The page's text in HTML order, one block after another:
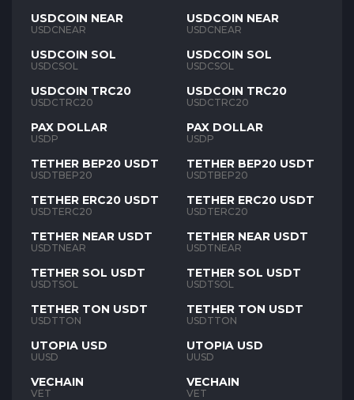
USDCOIN NEAR
USDCNEAR
USDCOIN SOL
USDCSOL
USDCOIN TRC20
USDCTRC20
PAX DOLLAR
USDP
TETHER BEP20 USDT
USDTBEP20
TETHER ERC20 USDT
USDTERC20
TETHER NEAR USDT
USDTNEAR
TETHER SOL USDT
USDTSOL
TETHER TON USDT
USDTTON
UTOPIA USD
UUSD
VECHAIN
VET
USDCOIN NEAR
USDCNEAR
USDCOIN SOL
USDCSOL
USDCOIN TRC20
USDCTRC20
PAX DOLLAR
USDP
TETHER BEP20 USDT
USDTBEP20
TETHER ERC20 USDT
USDTERC20
TETHER NEAR USDT
USDTNEAR
TETHER SOL USDT
USDTSOL
TETHER TON USDT
USDTTON
UTOPIA USD
UUSD
VECHAIN
VET